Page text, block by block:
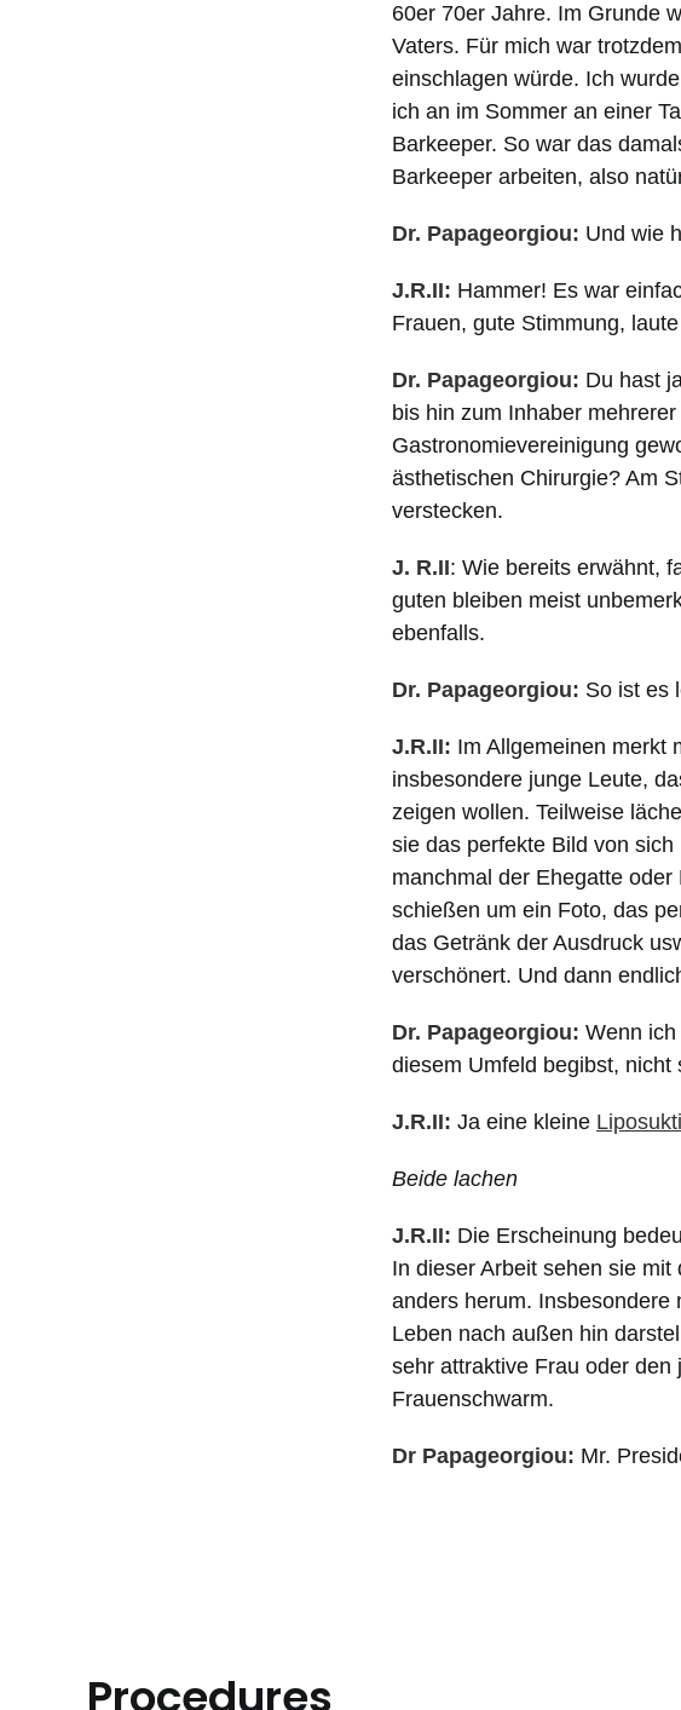
60er 70er Jahre. Im Grunde
Vaters. Für mich war
einschlagen würde. Ich
ich an im Sommer an einer
Barkeeper. So war das
Barkeeper arbeiten, also
Dr. Papageorgiou: Und wie
J.R.II: Hammer! Es war
Frauen, gute Stimmung,
Dr. Papageorgiou: Du hast
bis hin zum Inhaber
Gastronomievereinigung
ästhetischen Chirurgie? Am
verstecken.
J. R.II: Wie bereits erwähnt,
guten bleiben meist
ebenfalls.
Dr. Papageorgiou: So ist es
J.R.II: Im Allgemeinen merkt
insbesondere junge Leute,
zeigen wollen. Teilweise
sie das perfekte Bild von
manchmal der Ehegatte
schießen um ein Foto, das
das Getränk der Ausdruck
verschönert. Und dann
Dr. Papageorgiou: Wenn
diesem Umfeld begibst, nicht
J.R.II: Ja eine kleine
Beide lachen
J.R.II: Die Erscheinung
In dieser Arbeit sehen sie
anders herum. Insbesondere
Leben nach außen hin
sehr attraktive Frau oder
Frauenschwarm.
Dr Papageorgiou: Mr.
Procedures